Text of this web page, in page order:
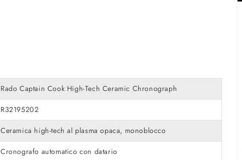
Rado Captain Cook High-Tech Ceramic Chronograph
R32195202
Ceramica high-tech al plasma opaca, monoblocco
Cronografo automatico con datario